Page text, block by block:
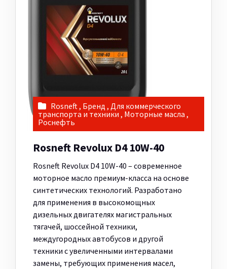
Rosneft, Бренд , Для коммерческого
транспорта и техники , Моторные масла ,
Роснефть
Rosneft Revolux D4 10W-40
Rosneft Revolux D4 10W-40 – современное
моторное масло премиум-класса на основе
синтетических технологий. Разработано
для применения в высокомощных
дизельных двигателях магистральных
тягачей, шоссейной техники,
междугородных автобусов и другой
техники с увеличенными интервалами
замены, требующих применения масел,